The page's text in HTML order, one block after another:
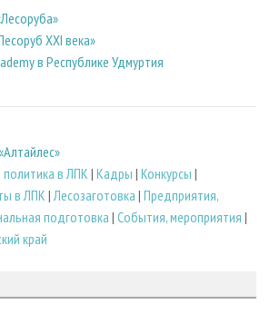
XXI века»
в Республике Удмуртия
в ЛПК | Кадры | Конкурсы |
в ЛПК | Лесозаготовка | Предприятия,
подготовка | События, мероприятия |
край